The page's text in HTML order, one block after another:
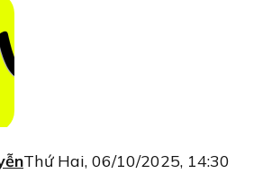
Thứ Hai, 06/10/2025, 14:30